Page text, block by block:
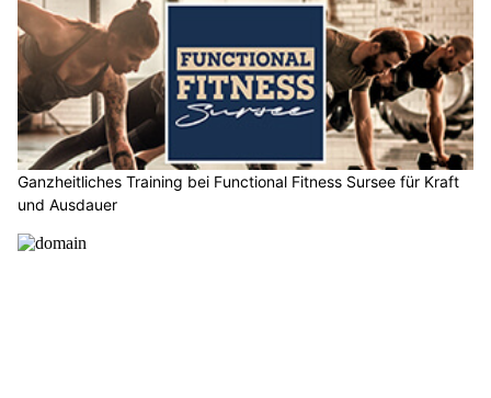
Ganzheitliches Training bei Functional Fitness Sursee für Kraft
und Ausdauer